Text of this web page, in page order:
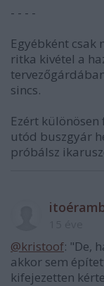
- - - -
Egyébként csak
ritka kivétel a
sincs.
Ezért
utód buszgyár
próbálsz
@kristoof: "De,
akkor sem
kifejezetten